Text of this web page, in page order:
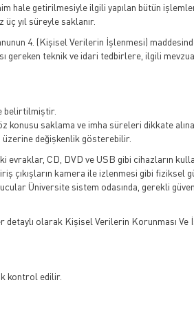
hale getirilmesiyle ilgili yapılan bütün işlemler
yıl süreyle saklanır.
4. (Kişisel Verilerin İşlenmesi)
gereken teknik ve idari tedbirlere, ilgili
belirtilmiştir.
saklama ve imha süreleri dikkate
değişkenlik gösterebilir.
CD, DVD ve USB gibi cihazların
çıkışların kamera ile izlenmesi gibi fiziksel
Üniversite sistem odasında, gerekli
detaylı olarak Kişisel Verilerin Korunması Ve
kontrol edilir.